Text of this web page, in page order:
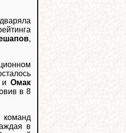
,
иОмак
в 8
команд
в